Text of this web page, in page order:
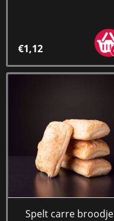
€1,12
Spelt carre broodje